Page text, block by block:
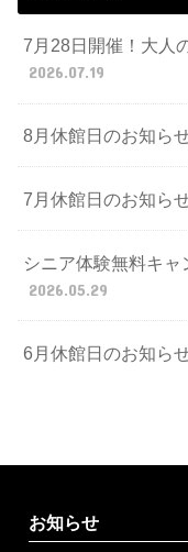
7月28日開催！大人
2026.07.19
8月休館日のお知ら
7月休館日のお知ら
シニア体験無料キ
2026.05.29
6月休館日のお知ら
お知らせ